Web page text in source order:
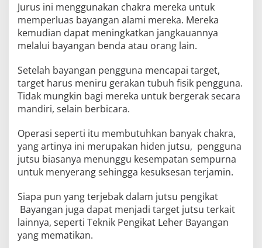
Jurus ini menggunakan chakra mereka untuk
memperluas bayangan alami mereka. Mereka
kemudian dapat meningkatkan jangkauannya
melalui bayangan benda atau orang lain.
Setelah bayangan pengguna mencapai target,
target harus meniru gerakan tubuh fisik pengguna.
Tidak mungkin bagi mereka untuk bergerak secara
mandiri, selain berbicara.
Operasi seperti itu membutuhkan banyak chakra,
yang artinya ini merupakan hiden jutsu, pengguna
jutsu biasanya menunggu kesempatan sempurna
untuk menyerang sehingga kesuksesan terjamin.
Siapa pun yang terjebak dalam jutsu pengikat
Bayangan juga dapat menjadi target jutsu terkait
lainnya, seperti Teknik Pengikat Leher Bayangan
yang mematikan.